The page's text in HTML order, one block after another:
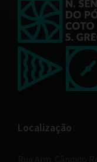
Localização